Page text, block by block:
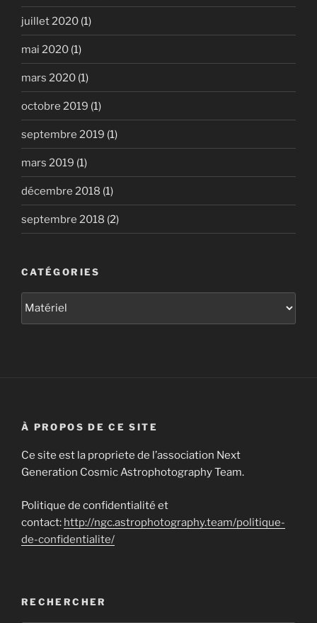
juillet 2020 (1)
mai 2020 (1)
mars 2020 (1)
octobre 2019 (1)
septembre 2019 (1)
mars 2019 (1)
décembre 2018 (1)
septembre 2018 (2)
CATÉGORIES
À PROPOS DE CE SITE
Ce site est la propriete de l’association Next
Generation Cosmic Astrophotography Team.
Politique de confidentialité et
contact: http://ngc.astrophotography.team/politique-
de-confidentialite/
RECHERCHER